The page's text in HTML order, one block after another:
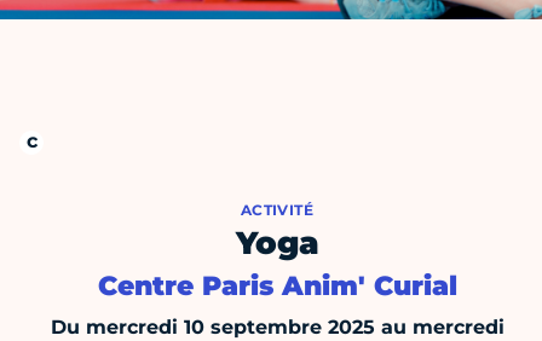
ACTIVITÉ
Yoga
Centre Paris Anim' Curial
Du mercredi 10 septembre 2025 au mercredi